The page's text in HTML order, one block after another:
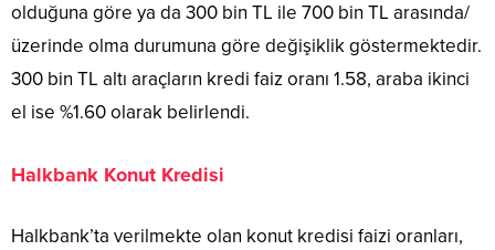
olduğuna göre ya da 300 bin TL ile 700 bin TL arasında/
üzerinde olma durumuna göre değişiklik göstermektedir.
300 bin TL altı araçların kredi faiz oranı 1.58, araba ikinci
el ise %1.60 olarak belirlendi.
Halkbank Konut Kredisi
Halkbank’ta verilmekte olan konut kredisi faizi oranları,